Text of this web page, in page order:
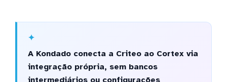
A Kondado conecta a Criteo ao Cortex via
integração própria, sem bancos
intermediários ou configurações